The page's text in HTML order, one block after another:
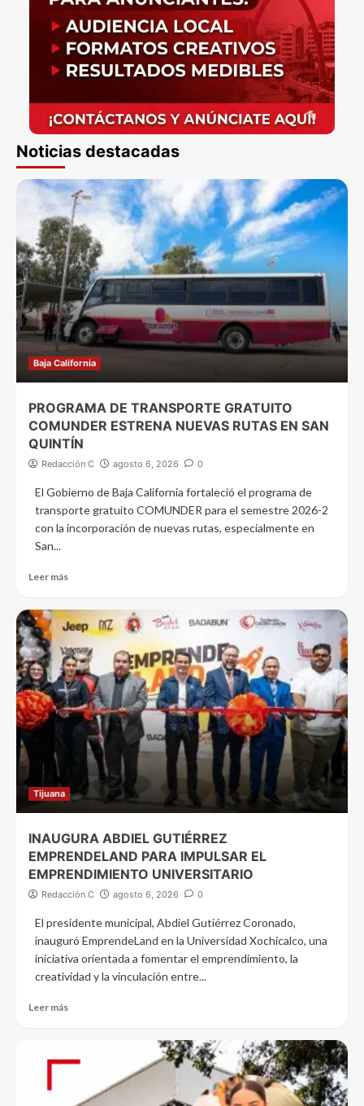
Noticias destacadas
Baja California
PROGRAMA DE TRANSPORTE GRATUITO
COMUNDER ESTRENA NUEVAS RUTAS EN SAN
QUINTÍN
Redacción C agosto 6, 2026 0
El Gobierno de Baja California fortaleció el programa de
transporte gratuito COMUNDER para el semestre 2026-2
con la incorporación de nuevas rutas, especialmente en
San...
Leer más
Tijuana
INAUGURA ABDIEL GUTIÉRREZ
EMPRENDELAND PARA IMPULSAR EL
EMPRENDIMIENTO UNIVERSITARIO
Redacción C agosto 6, 2026 0
El presidente municipal, Abdiel Gutiérrez Coronado,
inauguró EmprendeLand en la Universidad Xochicalco, una
iniciativa orientada a fomentar el emprendimiento, la
creatividad y la vinculación entre...
Leer más